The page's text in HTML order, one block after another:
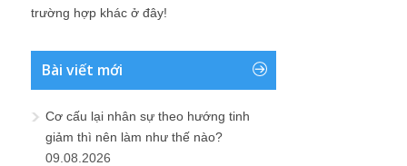
trường hợp khác ở đây!
Bài viết mới
Cơ cấu lại nhân sự theo hướng tinh
giảm thì nên làm như thế nào?
09.08.2026